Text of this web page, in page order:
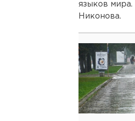
языков мира.
Никонова.